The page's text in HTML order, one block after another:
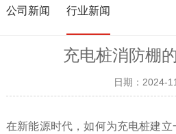
公司新闻 行业新闻
充电桩消防棚
日期：2024-
在新能源时代，如何为充电桩建